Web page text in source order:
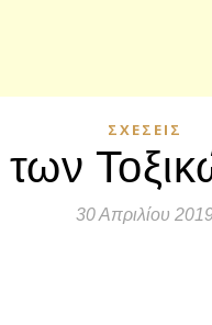
ΣΧΈΣΕΙΣ
30 Απριλίου